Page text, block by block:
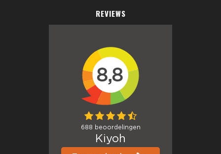
REVIEWS